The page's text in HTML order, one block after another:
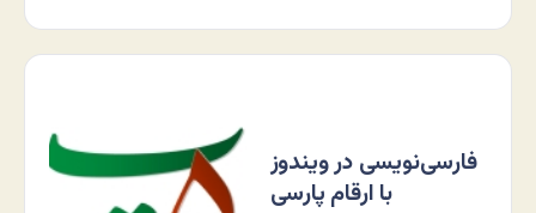
فارسی‌نویسی در ویندوز
با ارقام پارسی